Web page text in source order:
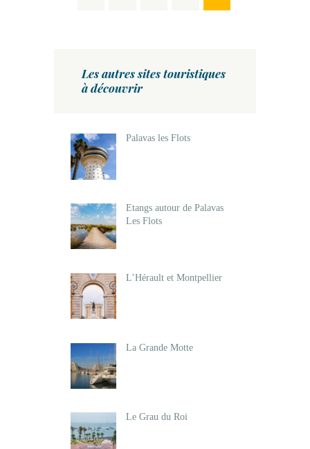
PUBLICATIONS
Les autres sites touristiques
à découvrir
Palavas les Flots
Etangs autour de Palavas
Les Flots
L’Hérault et Montpellier
La Grande Motte
Le Grau du Roi